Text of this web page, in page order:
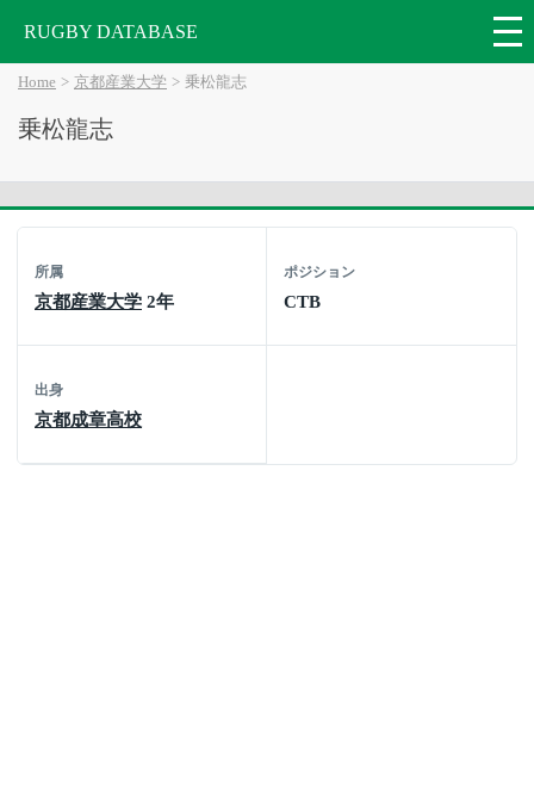
RUGBY DATABASE
Home 京都産業大学 乗松龍志
乗松龍志
所属
京都産業大学 2年
ポジション
CTB
出身
京都成章高校